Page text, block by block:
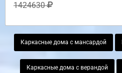
1424630
Каркасные дома с мансардой
Каркасные дома с верандой